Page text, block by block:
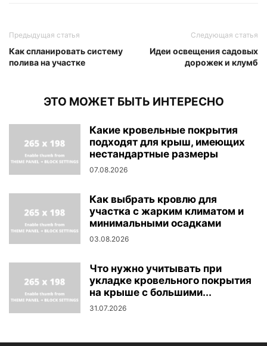
Предыдущая статья
Как спланировать систему
полива на участке
Следующая статья
Идеи освещения садовых
дорожек и клумб
ЭТО МОЖЕТ БЫТЬ ИНТЕРЕСНО
Какие кровельные покрытия
подходят для крыш, имеющих
нестандартные размеры
07.08.2026
Как выбрать кровлю для
участка с жарким климатом и
минимальными осадками
03.08.2026
Что нужно учитывать при
укладке кровельного покрытия
на крыше с большими...
31.07.2026